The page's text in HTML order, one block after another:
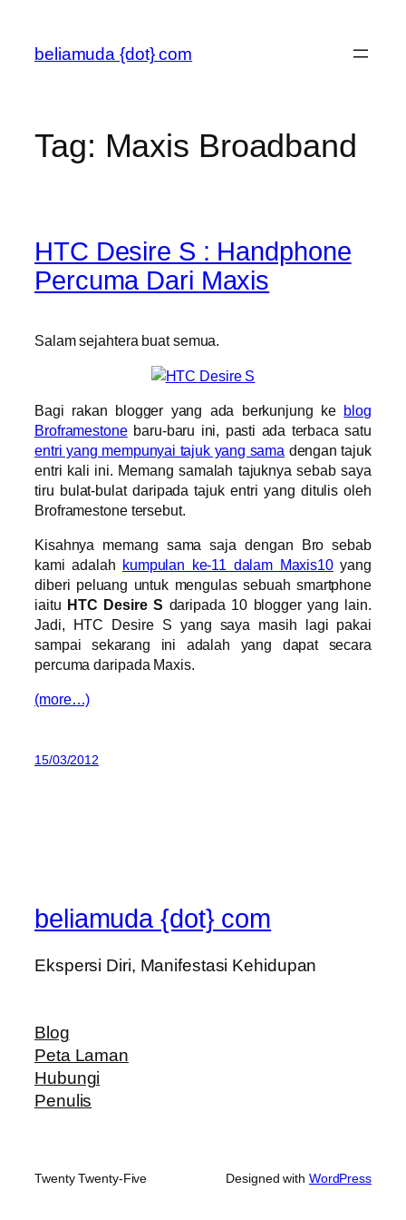
content
beliamuda {dot} com
Tag: Maxis Broadband
HTC Desire S : Handphone
Percuma Dari Maxis
Salam sejahtera buat semua.
Bagi rakan blogger yang ada berkunjung ke blog
Broframestonebaru-baru ini, pasti ada terbaca satu
entri yang mempunyai tajuk yang sama dengan tajuk
entri kali ini. Memang samalah tajuknya sebab saya
tiru bulat-bulat daripada tajuk entri yang ditulis oleh
Broframestone tersebut.
Kisahnya memang sama saja dengan Bro sebab
kami adalah kumpulan ke-11 dalam Maxis10yang
diberi peluang untuk mengulas sebuah smartphone
iaitu HTC Desire S daripada 10 blogger yang lain.
Jadi, HTC Desire S yang saya masih lagi pakai
sampai sekarang ini adalah yang dapat secara
percuma daripada Maxis.
(more…)
15/03/2012
beliamuda {dot} com
Ekspersi Diri, Manifestasi Kehidupan
Blog
Peta Laman
Hubungi
Penulis
Twenty Twenty-Five Designed with WordPress